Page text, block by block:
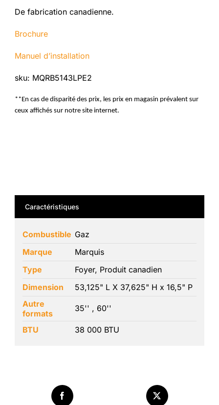
De fabrication canadienne.
Brochure
Manuel d’installation
sku: MQRB5143LPE2
**En cas de disparité des prix, les prix en magasin prévalent sur
ceux affichés sur notre site internet.
Caractéristiques
Combustible Gaz
Marque
Marquis
Type
Foyer, Produit canadien
Dimension
53,125" L X 37,625" H x 16,5" P
Autre
formats
35'' , 60''
BTU 38 000 BTU